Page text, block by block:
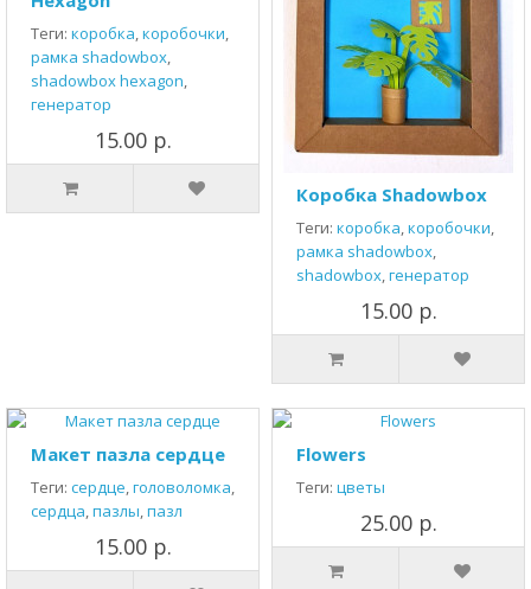
Теги: коробка,коробочки,
рамка shadowbox,
shadowbox hexagon,
генератор
15.00 р.
Коробка Shadowbox
Теги: коробка,коробочки,
рамка shadowbox,
shadowbox,генератор
15.00 р.
Макет пазла сердце
Теги: сердце,головоломка,
сердца,пазлы,пазл
15.00 р.
Flowers
Теги: цветы
25.00 р.